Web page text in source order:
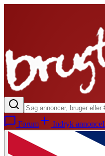
Forum Indryk annonce